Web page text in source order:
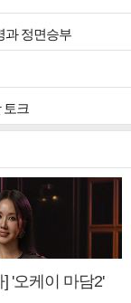
과 정면승부
토크
] '오케이 마담2'